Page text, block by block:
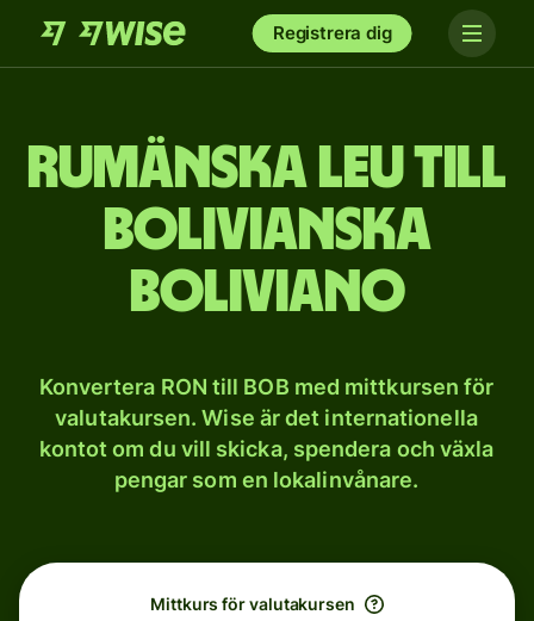
Registrera dig
Rumänska leu till
bolivianska
boliviano
Konvertera RON till BOB med mittkursen för
valutakursen. Wise är det internationella
kontot om du vill skicka, spendera och växla
pengar som en lokalinvånare.
Mittkurs för valutakursen